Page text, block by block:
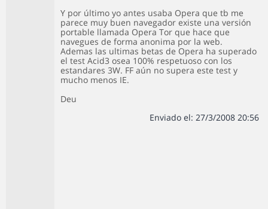
Y por último yo antes usaba Opera que tb me
parece muy buen navegador existe una versión
portable llamada Opera Tor que hace que
navegues de forma anonima por la web.
Ademas las ultimas betas de Opera ha superado
el test Acid3 osea 100% respetuoso con los
estandares 3W. FF aún no supera este test y
mucho menos IE.
Deu
Enviado el: 27/3/2008 20:56